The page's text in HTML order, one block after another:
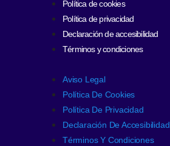
Política de cookies
Política de privacidad
Declaración de accesibilidad
Términos y condiciones
Aviso Legal
Política De Cookies
Política De Privacidad
Declaración De Accesibilidad
Términos Y Condiciones